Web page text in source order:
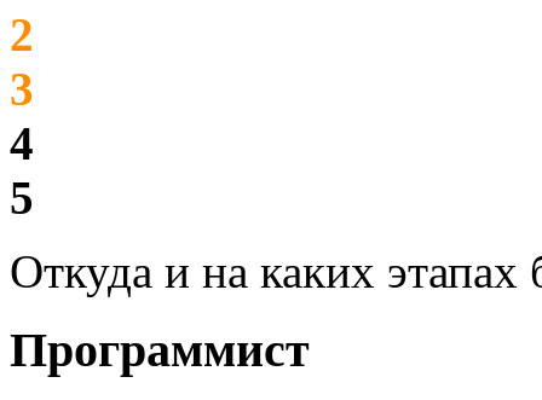
2
3
4
5
Откуда и на каких
Программист